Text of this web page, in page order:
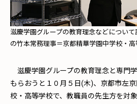
滋慶学園グループの教育理念などについ
の竹本常務理事＝京都精華学園中学校・高
滋慶学園グループの教育理念と専門
もらおうと１０月５日(木)、京都市左
校・高等学校で、教職員の先生方を対